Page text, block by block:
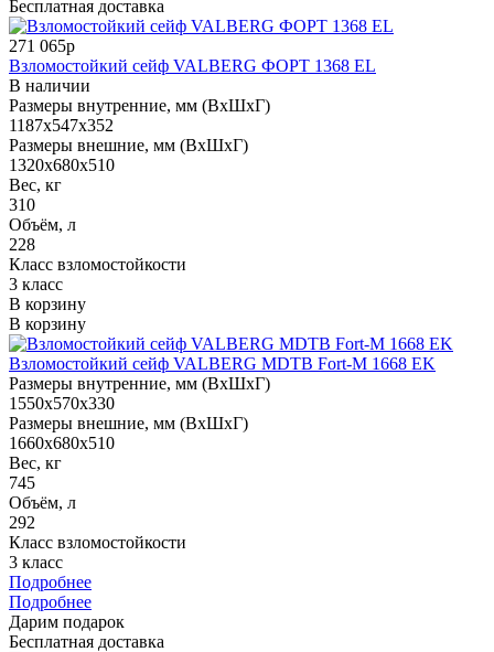
Бесплатная доставка
271 065р
Взломостойкий сейф VALBERG ФОРТ 1368 EL
В наличии
Размеры внутренние, мм (ВхШхГ)
1187x547x352
Размеры внешние, мм (ВхШхГ)
1320x680x510
Вес, кг
310
Объём, л
228
Класс взломостойкости
3 класс
В корзину
В корзину
Взломостойкий сейф VALBERG MDTB Fort-M 1668 EK
Размеры внутренние, мм (ВхШхГ)
1550x570x330
Размеры внешние, мм (ВхШхГ)
1660x680x510
Вес, кг
745
Объём, л
292
Класс взломостойкости
3 класс
Подробнее
Подробнее
Дарим подарок
Бесплатная доставка